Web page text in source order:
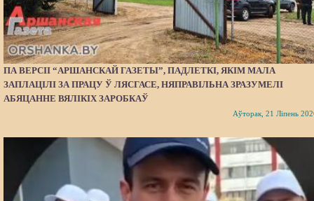
ПА ВЕРСІІ “АРШАНСКАЙ ГАЗЕТЫ”, ПАДЛЕТКІ, ЯКІМ МАЛА
ЗАПЛАЦІЛІ ЗА ПРАЦУ Ў ЛЯСГАСЕ, НЯПРАВІЛЬНА ЗРАЗУМЕЛІ
АБЯЦАННЕ ВЯЛІКІХ ЗАРОБКАЎ
Аўторак, 21 Ліпень